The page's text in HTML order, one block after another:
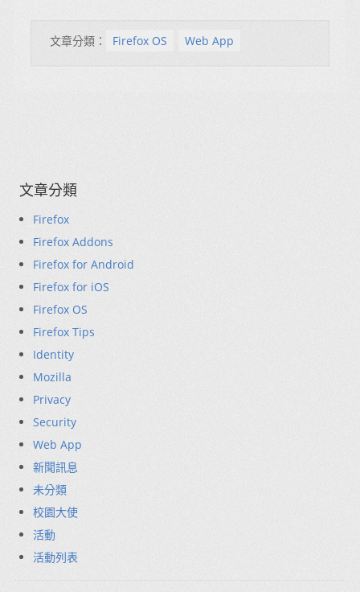
文章分類： Firefox OS Web App
文章分類
Firefox
Firefox Addons
Firefox for Android
Firefox for iOS
Firefox OS
Firefox Tips
Identity
Mozilla
Privacy
Security
Web App
新聞訊息
未分類
校園大使
活動
活動列表